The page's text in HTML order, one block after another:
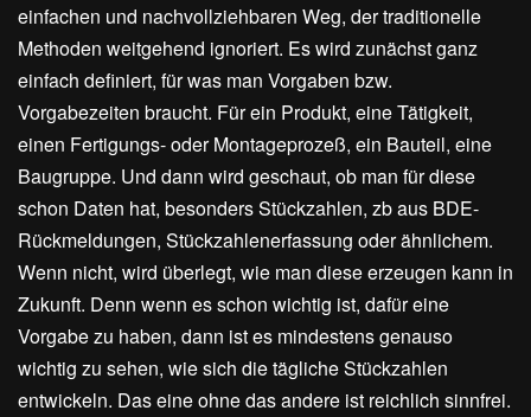
einfachen und nachvollziehbaren Weg, der traditionelle
Methoden weitgehend ignoriert. Es wird zunächst ganz
einfach definiert, für was man Vorgaben bzw.
Vorgabezeiten braucht. Für ein Produkt, eine Tätigkeit,
einen Fertigungs- oder Montageprozeß, ein Bauteil, eine
Baugruppe. Und dann wird geschaut, ob man für diese
schon Daten hat, besonders Stückzahlen, zb aus BDE-
Rückmeldungen, Stückzahlenerfassung oder ähnlichem.
Wenn nicht, wird überlegt, wie man diese erzeugen kann in
Zukunft. Denn wenn es schon wichtig ist, dafür eine
Vorgabe zu haben, dann ist es mindestens genauso
wichtig zu sehen, wie sich die tägliche Stückzahlen
entwickeln. Das eine ohne das andere ist reichlich sinnfrei.